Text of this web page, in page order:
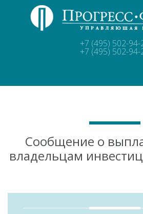
+7 (495) 502-94-
+7 (495) 502-94-
Сообщение о
владельцам
Лицензии
Паевые
инвестиционные
фонды